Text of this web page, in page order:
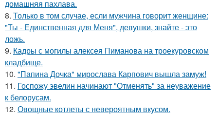
домашняя пахлава.
8. Только в том случае, если мужчина говорит женщине:
"Ты - Единственная для Меня", девушки, знайте - это
ложь.
9. Кадры с могилы алексея Пиманова на троекуровском
кладбище.
10. "Папина Дочка" мирослава Карпович вышла замуж!
11. Госпожу эвелин начинают "Отменять" за неуважение
к белорусам.
12. Овощные котлеты с невероятным вкусом.